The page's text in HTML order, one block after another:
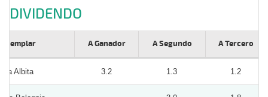
DIVIDENDO
Ejemplar A Ganador A Segundo A Tercero
La Albita 3.2 1.3 1.2